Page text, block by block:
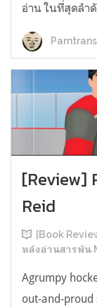
อ่าน ในที่สุดลำ
[Review]
Reid
[Book
หลังอ่านสารพัน
Agrumpy
out-and-proud